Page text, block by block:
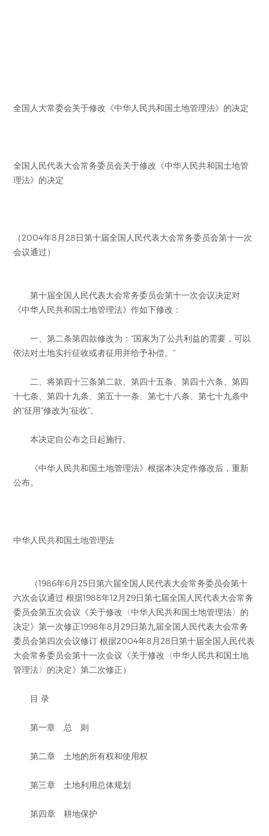
全国人大常委会关于修改《中华人民共和国土地管理法》的决定
全国人民代表大会常务委员会关于修改《中华人民共和国土地管
理法》的决定
（2004年8月28日第十届全国人民代表大会常务委员会第十一次
会议通过）
第十届全国人民代表大会常务委员会第十一次会议决定对
《中华人民共和国土地管理法》作如下修改：
一、第二条第四款修改为：“国家为了公共利益的需要，可以
依法对土地实行征收或者征用并给予补偿。”
二、将第四十三条第二款、第四十五条、第四十六条、第四
十七条、第四十九条、第五十一条、第七十八条、第七十九条中
的“征用”修改为“征收”。
本决定自公布之日起施行。
《中华人民共和国土地管理法》根据本决定作修改后，重新
公布。
中华人民共和国土地管理法
（1986年6月25日第六届全国人民代表大会常务委员会第十
六次会议通过 根据1988年12月29日第七届全国人民代表大会常务
委员会第五次会议《关于修改〈中华人民共和国土地管理法〉的
决定》第一次修正1998年8月29日第九届全国人民代表大会常务
委员会第四次会议修订 根据2004年8月28日第十届全国人民代表
大会常务委员会第十一次会议《关于修改〈中华人民共和国土地
管理法〉的决定》第二次修正）
目 录
第一章 总 则
第二章 土地的所有权和使用权
第三章 土地利用总体规划
第四章 耕地保护